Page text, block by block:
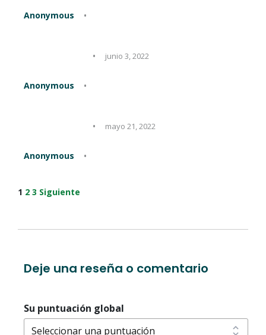
Anonymous
junio 3, 2022
Anonymous
mayo 21, 2022
Anonymous
Navegación
las
del
Página
1 Página
2 Página
3 Siguiente
Deje una reseña o comentario
Su puntuación global